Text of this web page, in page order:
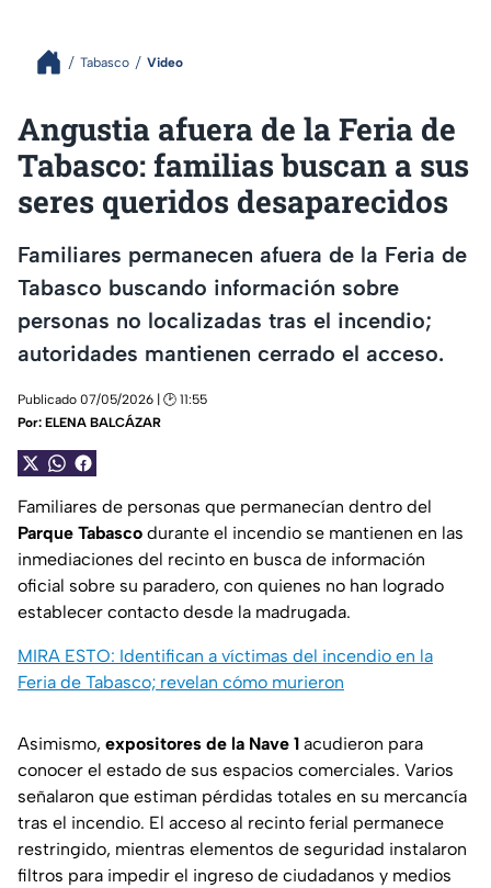
Tabasco Video
Angustia afuera de la Feria de
Tabasco: familias buscan a sus
seres queridos desaparecidos
Familiares permanecen afuera de la Feria de
Tabasco buscando información sobre
personas no localizadas tras el incendio;
autoridades mantienen cerrado el acceso.
Publicado 07/05/2026 | 🕑 11:55
Por: ELENA BALCÁZAR
Familiares de personas que permanecían dentro del
Parque Tabasco durante el incendio se mantienen en las
inmediaciones del recinto en busca de información
oficial sobre su paradero, con quienes no han logrado
establecer contacto desde la madrugada.
MIRA ESTO: Identifican a víctimas del incendio en la
Feria de Tabasco; revelan cómo murieron
Asimismo, expositores de la Nave 1 acudieron para
conocer el estado de sus espacios comerciales. Varios
señalaron que estiman pérdidas totales en su mercancía
tras el incendio. El acceso al recinto ferial permanece
restringido, mientras elementos de seguridad instalaron
filtros para impedir el ingreso de ciudadanos y medios